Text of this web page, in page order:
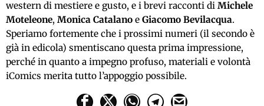
western di mestiere e gusto, e i brevi racconti di Michele
Moteleone, Monica Catalano e Giacomo Bevilacqua.
Speriamo fortemente che i prossimi numeri (il secondo è
già in edicola) smentiscano questa prima impressione,
perché in quanto a impegno profuso, materiali e volontà
iComics merita tutto l’appoggio possibile.